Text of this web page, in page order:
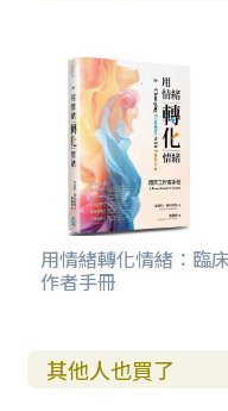
用情緒轉化情緒：臨
作者手冊
其他人也買了